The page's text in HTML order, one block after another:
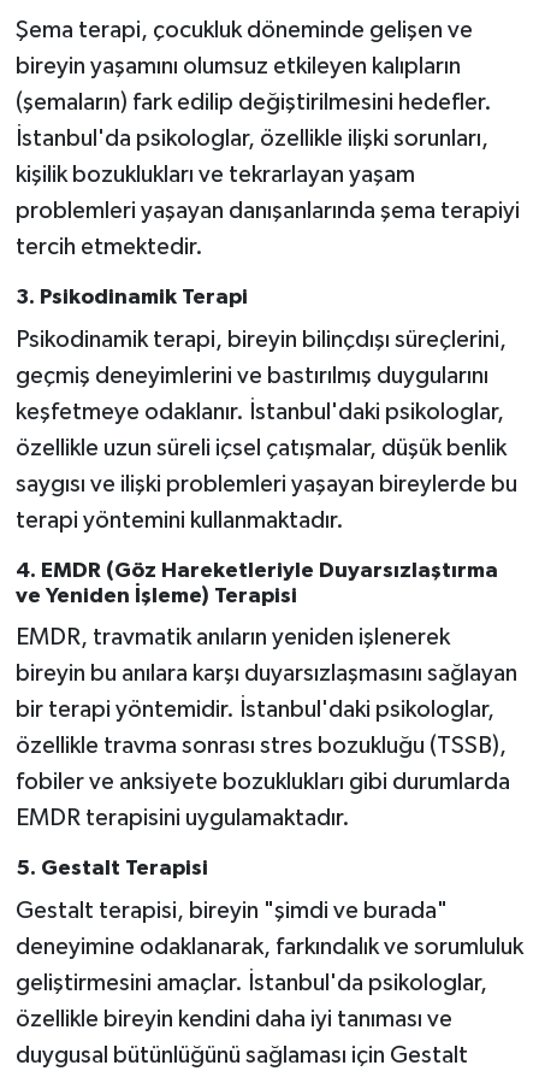
Şema terapi, çocukluk döneminde gelişen ve
bireyin yaşamını olumsuz etkileyen kalıpların
(şemaların) fark edilip değiştirilmesini hedefler.
İstanbul'da psikologlar, özellikle ilişki sorunları,
kişilik bozuklukları ve tekrarlayan yaşam
problemleri yaşayan danışanlarında şema terapiyi
tercih etmektedir.
3. Psikodinamik Terapi
Psikodinamik terapi, bireyin bilinçdışı süreçlerini,
geçmiş deneyimlerini ve bastırılmış duygularını
keşfetmeye odaklanır. İstanbul'daki psikologlar,
özellikle uzun süreli içsel çatışmalar, düşük benlik
saygısı ve ilişki problemleri yaşayan bireylerde bu
terapi yöntemini kullanmaktadır.
4. EMDR (Göz Hareketleriyle Duyarsızlaştırma
ve Yeniden İşleme) Terapisi
EMDR, travmatik anıların yeniden işlenerek
bireyin bu anılara karşı duyarsızlaşmasını sağlayan
bir terapi yöntemidir. İstanbul'daki psikologlar,
özellikle travma sonrası stres bozukluğu (TSSB),
fobiler ve anksiyete bozuklukları gibi durumlarda
EMDR terapisini uygulamaktadır.
5. Gestalt Terapisi
Gestalt terapisi, bireyin "şimdi ve burada"
deneyimine odaklanarak, farkındalık ve sorumluluk
geliştirmesini amaçlar. İstanbul'da psikologlar,
özellikle bireyin kendini daha iyi tanıması ve
duygusal bütünlüğünü sağlaması için Gestalt